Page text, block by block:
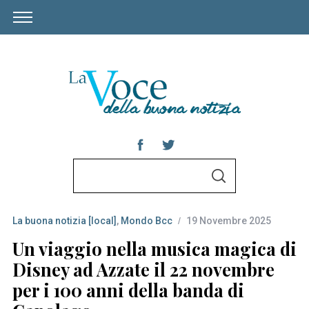
r
c
h
f
o
S
C
H
La buona notizia [local] , Mondo Bcc 19 Novembre 2025
Un viaggio nella musica magica di
Disney ad Azzate il 22 novembre
per i 100 anni della banda di